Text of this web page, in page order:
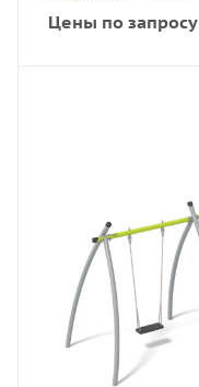
Цены по запросу